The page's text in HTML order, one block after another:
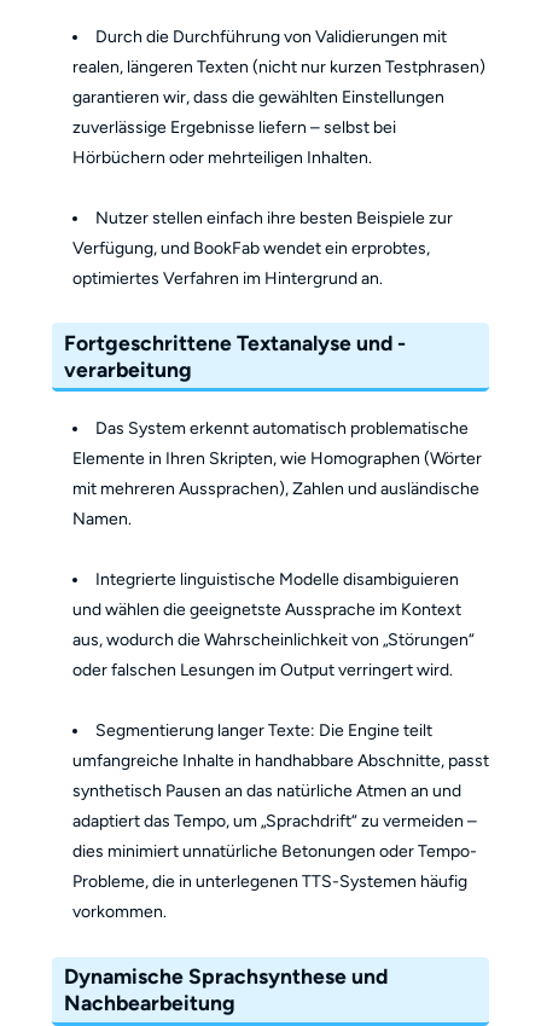
Durch die Durchführung von Validierungen mit
realen, längeren Texten (nicht nur kurzen Testphrasen)
garantieren wir, dass die gewählten Einstellungen
zuverlässige Ergebnisse liefern – selbst bei
Hörbüchern oder mehrteiligen Inhalten.
Nutzer stellen einfach ihre besten Beispiele zur
Verfügung, und BookFab wendet ein erprobtes,
optimiertes Verfahren im Hintergrund an.
Fortgeschrittene Textanalyse und -
verarbeitung
Das System erkennt automatisch problematische
Elemente in Ihren Skripten, wie Homographen (Wörter
mit mehreren Aussprachen), Zahlen und ausländische
Namen.
Integrierte linguistische Modelle disambiguieren
und wählen die geeignetste Aussprache im Kontext
aus, wodurch die Wahrscheinlichkeit von „Störungen“
oder falschen Lesungen im Output verringert wird.
Segmentierung langer Texte: Die Engine teilt
umfangreiche Inhalte in handhabbare Abschnitte, passt
synthetisch Pausen an das natürliche Atmen an und
adaptiert das Tempo, um „Sprachdrift“ zu vermeiden –
dies minimiert unnatürliche Betonungen oder Tempo-
Probleme, die in unterlegenen TTS-Systemen häufig
vorkommen.
Dynamische Sprachsynthese und
Nachbearbeitung